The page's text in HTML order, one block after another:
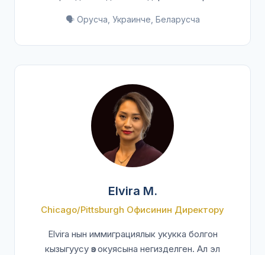
🗣️ Орусча, Украинче, Беларусча
Elvira M.
Chicago/Pittsburgh Офисинин Директору
Elvira нын иммиграциялык укукка болгон
кызыгуусу өз окуясына негизделген. Ал эл